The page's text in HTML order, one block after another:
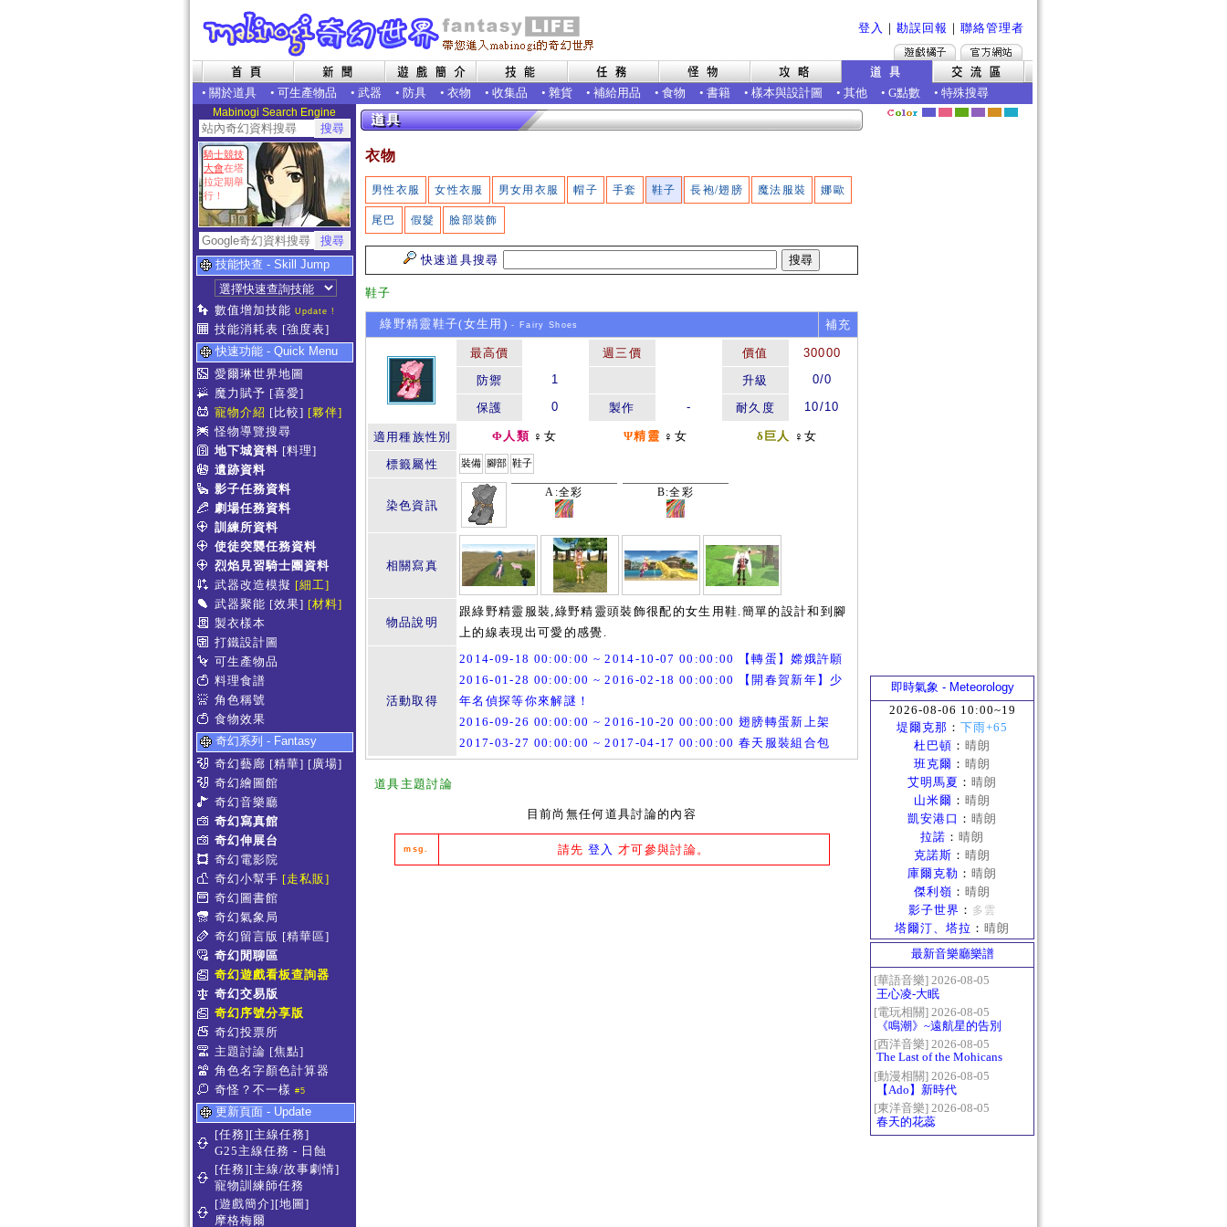
登入 ｜ 勘誤回報 ｜ 聯絡管理者
• 關於道具 • 可生產物品 • 武器 • 防具 • 衣物 • 收集品 • 雜貨 • 補給用品 • 食物 • 書籍 • 樣本與設計圖 • 其他 • G點數 • 特殊搜尋
Mabinogi Search Engine
騎士競技
大會在塔
拉定期舉
行！
技能快查 - Skill Jump
數值增加技能 Update !
技能消耗表 [強度表]
快速功能 - Quick Menu
愛爾琳世界地圖
魔力賦予 [喜愛]
寵物介紹 [比較] [夥伴]
怪物導覽搜尋
地下城資料 [料理]
遺跡資料
影子任務資料
劇場任務資料
訓練所資料
使徒突襲任務資料
烈焰見習騎士團資料
武器改造模擬 [細工]
武器聚能 [效果] [材料]
製衣樣本
打鐵設計圖
可生產物品
料理食譜
角色稱號
食物效果
奇幻系列 - Fantasy
奇幻藝廊 [精華] [廣場]
奇幻繪圖館
奇幻音樂廳
奇幻寫真館
奇幻伸展台
奇幻電影院
奇幻小幫手 [走私販]
奇幻圖書館
奇幻氣象局
奇幻留言版 [精華區]
奇幻閒聊區
奇幻遊戲看板查詢器
奇幻交易版
奇幻序號分享版
奇幻投票所
主題討論 [焦點]
角色名字顏色計算器
奇怪？不一樣 #5
更新頁面 - Update
[任務][主線任務]
G25主線任務 - 日蝕
[任務][主線/故事劇情]
寵物訓練師任務
[遊戲簡介][地圖]
摩格梅爾
衣物
男性衣服 女性衣服 男女用衣服 帽子 手套 鞋子 長袍/翅膀 魔法服裝 娜歐
尾巴 假髮 臉部裝飾
快速道具搜尋
鞋子
綠野精靈鞋子(女生用) - Fairy Shoes 補充
最高價 週三價 價值
30000
防禦
1 升級 0/0
保護 0 製作 - 耐久度 10/10
適用種族性別 Φ人類 ♀女 Ψ精靈 ♀女 δ巨人 ♀女
標籤屬性 裝備 腳部 鞋子
染色資訊
A:全彩 B:全彩
相關寫真
物品說明
跟綠野精靈服裝,綠野精靈頭裝飾很配的女生用鞋.簡單的設計和到腳
上的線表現出可愛的感覺.
活動取得
2014-09-18 00:00:00 ~ 2014-10-07 00:00:00 【轉蛋】嫦娥許願
2016-01-28 00:00:00 ~ 2016-02-18 00:00:00 【開春賀新年】少
年名偵探等你來解謎！
2016-09-26 00:00:00 ~ 2016-10-20 00:00:00 翅膀轉蛋新上架
2017-03-27 00:00:00 ~ 2017-04-17 00:00:00 春天服裝組合包
道具主題討論
目前尚無任何道具討論的內容
msg. 請先 登入 才可參與討論。
即時氣象 - Meteorology
2026-08-06 10:00~19
堤爾克那 ： 下雨+65
杜巴頓 ： 晴朗
班克爾 ： 晴朗
艾明馬夏 ： 晴朗
山米爾 ： 晴朗
凱安港口 ： 晴朗
拉諾 ： 晴朗
克諾斯 ： 晴朗
庫爾克勒 ： 晴朗
傑利嶺 ： 晴朗
影子世界 ： 多雲
塔爾汀、塔拉 ： 晴朗
最新音樂廳樂譜
[華語音樂] 2026-08-05
王心凌-大眠
[電玩相關] 2026-08-05
《鳴潮》~遠航星的告別
[西洋音樂] 2026-08-05
The Last of the Mohicans
最後的莫西乾人
[動漫相關] 2026-08-05
【Ado】新時代
[東洋音樂] 2026-08-05
春天的花蕊